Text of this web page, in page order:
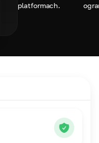
platformach.